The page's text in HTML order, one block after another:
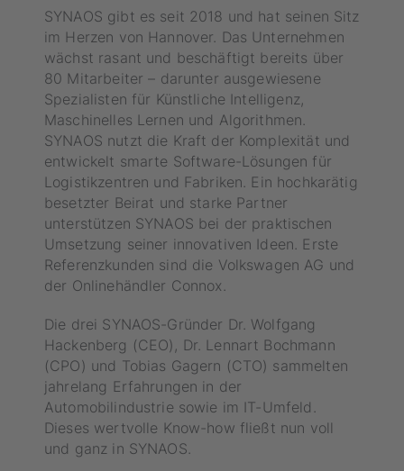
SYNAOS gibt es seit 2018 und hat seinen Sitz
im Herzen von Hannover. Das Unternehmen
wächst rasant und beschäftigt bereits über
80 Mitarbeiter – darunter ausgewiesene
Spezialisten für Künstliche Intelligenz,
Maschinelles Lernen und Algorithmen.
SYNAOS nutzt die Kraft der Komplexität und
entwickelt smarte Software-Lösungen für
Logistikzentren und Fabriken. Ein hochkarätig
besetzter Beirat und starke Partner
unterstützen SYNAOS bei der praktischen
Umsetzung seiner innovativen Ideen. Erste
Referenzkunden sind die Volkswagen AG und
der Onlinehändler Connox.
Die drei SYNAOS-Gründer Dr. Wolfgang
Hackenberg (CEO), Dr. Lennart Bochmann
(CPO) und Tobias Gagern (CTO) sammelten
jahrelang Erfahrungen in der
Automobilindustrie sowie im IT-Umfeld.
Dieses wertvolle Know-how fließt nun voll
und ganz in SYNAOS.